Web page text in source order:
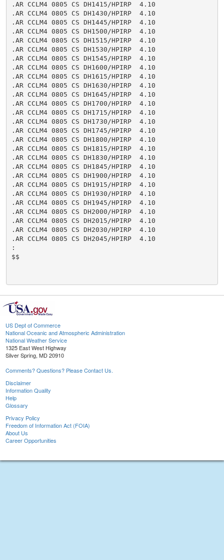
.AR CCLM4 0805 CS DH1415/HPIRP  4.10
.AR CCLM4 0805 CS DH1430/HPIRP  4.10
.AR CCLM4 0805 CS DH1445/HPIRP  4.10
.AR CCLM4 0805 CS DH1500/HPIRP  4.10
.AR CCLM4 0805 CS DH1515/HPIRP  4.10
.AR CCLM4 0805 CS DH1530/HPIRP  4.10
.AR CCLM4 0805 CS DH1545/HPIRP  4.10
.AR CCLM4 0805 CS DH1600/HPIRP  4.10
.AR CCLM4 0805 CS DH1615/HPIRP  4.10
.AR CCLM4 0805 CS DH1630/HPIRP  4.10
.AR CCLM4 0805 CS DH1645/HPIRP  4.10
.AR CCLM4 0805 CS DH1700/HPIRP  4.10
.AR CCLM4 0805 CS DH1715/HPIRP  4.10
.AR CCLM4 0805 CS DH1730/HPIRP  4.10
.AR CCLM4 0805 CS DH1745/HPIRP  4.10
.AR CCLM4 0805 CS DH1800/HPIRP  4.10
.AR CCLM4 0805 CS DH1815/HPIRP  4.10
.AR CCLM4 0805 CS DH1830/HPIRP  4.10
.AR CCLM4 0805 CS DH1845/HPIRP  4.10
.AR CCLM4 0805 CS DH1900/HPIRP  4.10
.AR CCLM4 0805 CS DH1915/HPIRP  4.10
.AR CCLM4 0805 CS DH1930/HPIRP  4.10
.AR CCLM4 0805 CS DH1945/HPIRP  4.10
.AR CCLM4 0805 CS DH2000/HPIRP  4.10
.AR CCLM4 0805 CS DH2015/HPIRP  4.10
.AR CCLM4 0805 CS DH2030/HPIRP  4.10
.AR CCLM4 0805 CS DH2045/HPIRP  4.10
:
$$
US Dept of Commerce
National Oceanic and Atmospheric Administration
National Weather Service
1325 East West Highway
Silver Spring, MD 20910
Comments? Questions? Please Contact Us.
Disclaimer
Information Quality
Help
Glossary
Privacy Policy
Freedom of Information Act (FOIA)
About Us
Career Opportunities